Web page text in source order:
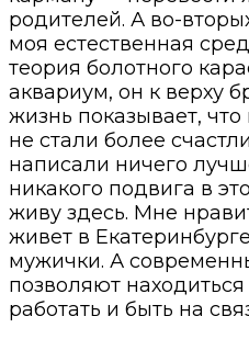
родителей. А во-
моя естественная
теория болотного
аквариум, он к верху
жизнь показывает,
не стали более
написали ничего
никакого подвига в
живу здесь. Мне
живет в
мужички. А
позволяют
работать и быть на